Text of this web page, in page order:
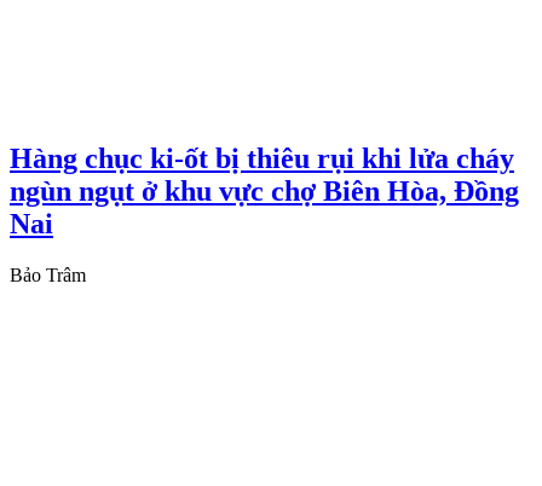
Hàng chục ki-ốt bị thiêu rụi khi lửa cháy
ngùn ngụt ở khu vực chợ Biên Hòa, Đồng
Nai
Bảo Trâm